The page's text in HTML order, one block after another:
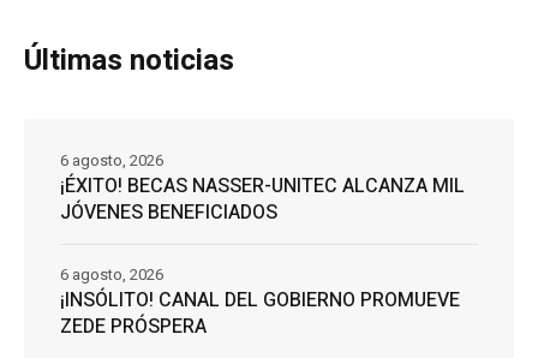
Últimas noticias
¡ÉXITO! BECAS NASSER-UNITEC ALCANZA MIL
JÓVENES BENEFICIADOS
6 agosto, 2026
¡INSÓLITO! CANAL DEL GOBIERNO PROMUEVE
ZEDE PRÓSPERA
6 agosto, 2026